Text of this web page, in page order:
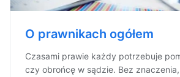
O prawnikach ogółem
Czasami prawie każdy potrzebuje
czy obrońcę w sądzie. Bez